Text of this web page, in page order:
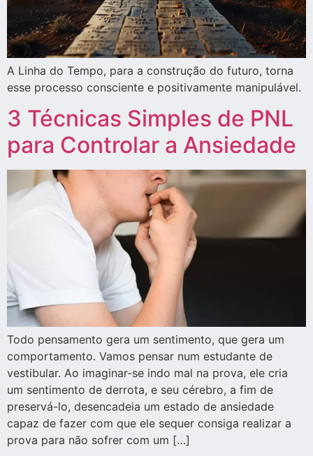
A Linha do Tempo, para a construção do futuro, torna
esse processo consciente e positivamente manipulável.
3 Técnicas Simples de PNL
para Controlar a Ansiedade
Todo pensamento gera um sentimento, que gera um
comportamento. Vamos pensar num estudante de
vestibular. Ao imaginar-se indo mal na prova, ele cria
um sentimento de derrota, e seu cérebro, a fim de
preservá-lo, desencadeia um estado de ansiedade
capaz de fazer com que ele sequer consiga realizar a
prova para não sofrer com um […]